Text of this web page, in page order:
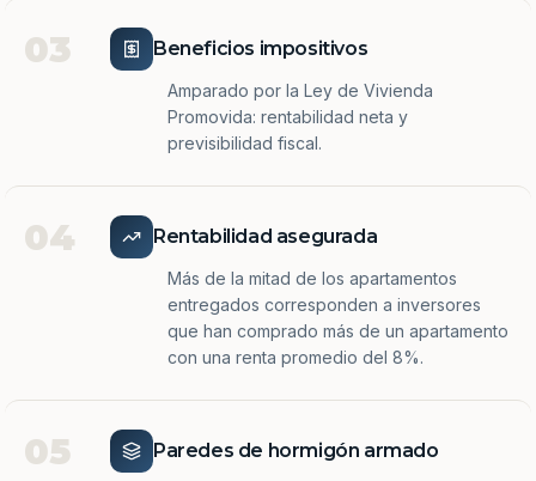
03 Beneficios impositivos
Amparado por la Ley de Vivienda
Promovida: rentabilidad neta y
previsibilidad fiscal.
04 Rentabilidad asegurada
Más de la mitad de los apartamentos
entregados corresponden a inversores
que han comprado más de un apartamento
con una renta promedio del 8%.
05 Paredes de hormigón armado